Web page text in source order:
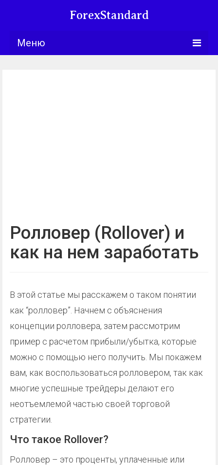
ForexStandard
Меню
Ролловер (Rollover) и
как на нем заработать
В этой статье мы расскажем о таком понятии
как “ролловер”. Начнем с объяснения
концепции ролловера, затем рассмотрим
пример с расчетом прибыли/убытка, которые
можно с помощью него получить. Мы покажем
вам, как воспользоваться ролловером, так как
многие успешные трейдеры делают его
неотъемлемой частью своей торговой
стратегии.
Что такое Rollover?
Ролловер – это проценты, уплаченные или